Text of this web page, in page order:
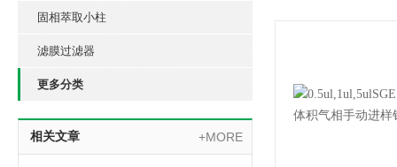
固相萃取小柱
滤膜过滤器
更多分类
相关文章 +MORE